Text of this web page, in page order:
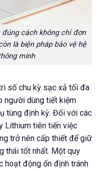
cách không chỉ đơn
là biện pháp bảo vệ hệ
minh
số chu kỳ sạc xả tối đa
người dùng tiết kiệm
tùng định kỳ. Đối với các
Lithium tiên tiến việc
trở nên cấp thiết để giữ
thái tốt nhất. Một quy
hoạt động ổn định tránh